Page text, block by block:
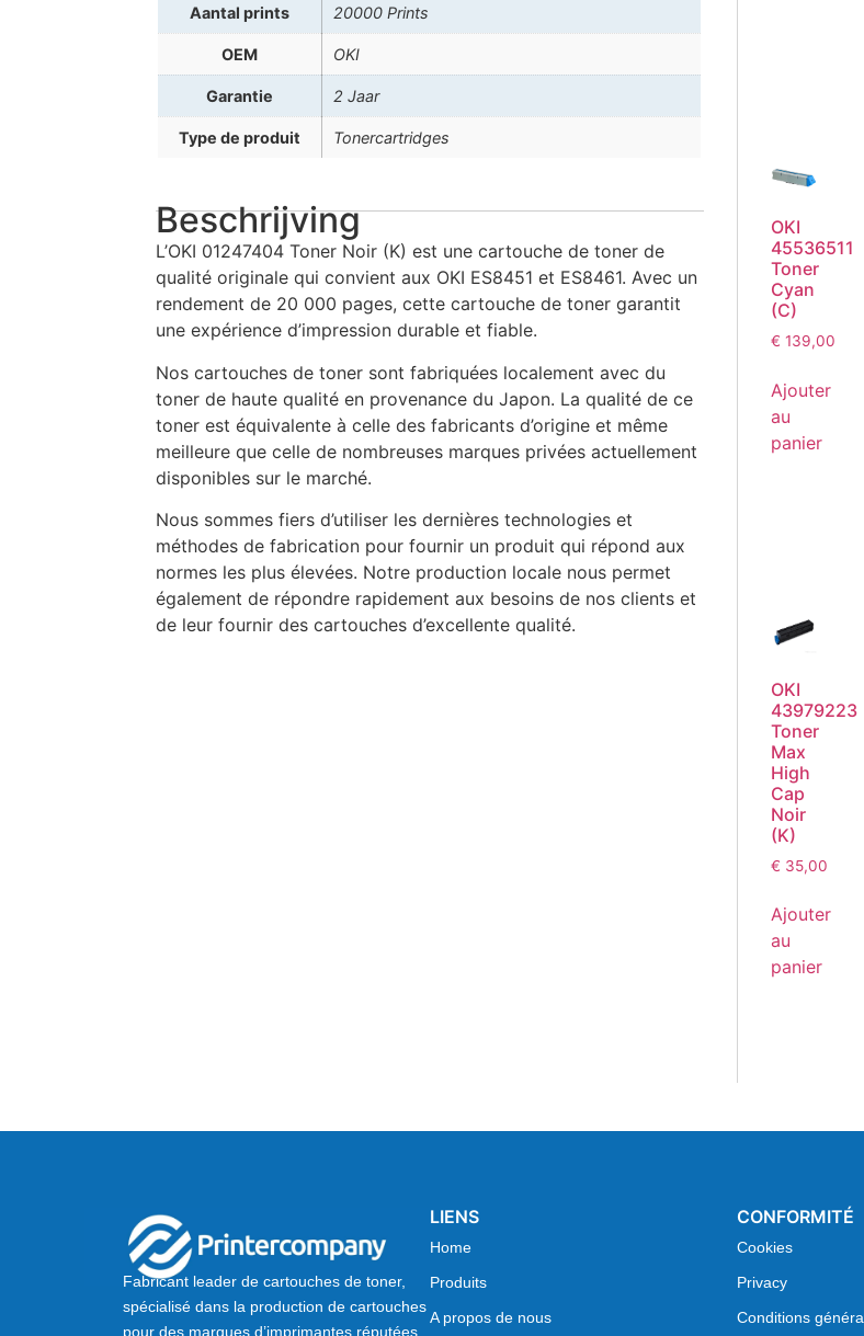
Aantal prints 20000 Prints
OEM OKI
Garantie 2 Jaar
Type de produit Tonercartridges
Beschrijving
L’OKI 01247404 Toner Noir (K) est une cartouche de toner de
qualité originale qui convient aux OKI ES8451 et ES8461. Avec un
rendement de 20 000 pages, cette cartouche de toner garantit
une expérience d’impression durable et fiable.
Nos cartouches de toner sont fabriquées localement avec du
toner de haute qualité en provenance du Japon. La qualité de ce
toner est équivalente à celle des fabricants d’origine et même
meilleure que celle de nombreuses marques privées actuellement
disponibles sur le marché.
Nous sommes fiers d’utiliser les dernières technologies et
méthodes de fabrication pour fournir un produit qui répond aux
normes les plus élevées. Notre production locale nous permet
également de répondre rapidement aux besoins de nos clients et
de leur fournir des cartouches d’excellente qualité.
OKI
45536511
Toner
Cyan
(C)
€ 139,00
Ajouter
au
panier
OKI
43979223
Toner
Max
High
Cap
Noir
(K)
€ 35,00
Ajouter
au
panier
Fabricant leader de cartouches de toner,
spécialisé dans la production de cartouches
pour des marques d’imprimantes réputées
LIENS
Home
Produits
A propos de nous
CONFORMITÉ
Cookies
Privacy
Conditions